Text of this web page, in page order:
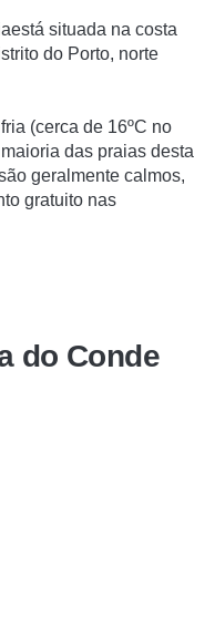
situada na costa
do Porto, norte
(cerca de 16ºC no
das praias desta
geralmente calmos,
gratuito nas
do Conde